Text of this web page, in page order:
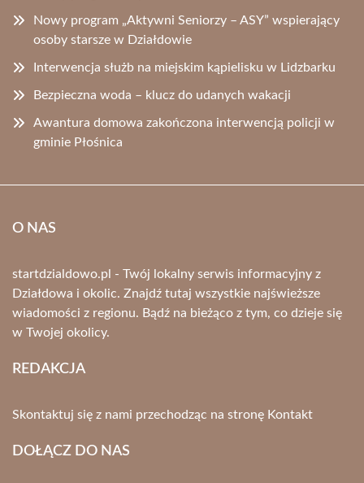
Nowy program „Aktywni Seniorzy – ASY” wspierający
osoby starsze w Działdowie
Interwencja służb na miejskim kąpielisku w Lidzbarku
Bezpieczna woda – klucz do udanych wakacji
Awantura domowa zakończona interwencją policji w
gminie Płośnica
O NAS
startdzialdowo.pl - Twój lokalny serwis informacyjny z
Działdowa i okolic. Znajdź tutaj wszystkie najświeższe
wiadomości z regionu. Bądź na bieżąco z tym, co dzieje się
w Twojej okolicy.
REDAKCJA
Skontaktuj się z nami przechodząc na stronę Kontakt
DOŁĄCZ DO NAS